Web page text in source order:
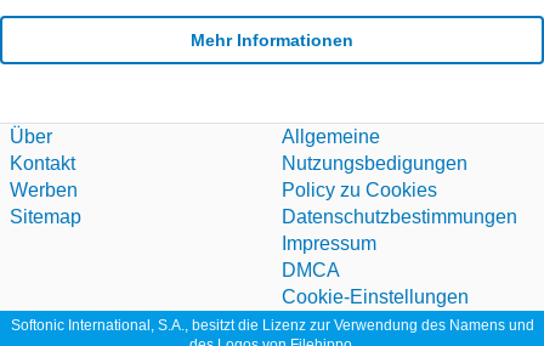
Mehr Informationen
Über
Kontakt
Werben
Sitemap
Allgemeine
Nutzungsbedigungen
Policy zu Cookies
Datenschutzbestimmungen
Impressum
DMCA
Cookie-Einstellungen
Softonic International, S.A., besitzt die Lizenz zur Verwendung des Namens und